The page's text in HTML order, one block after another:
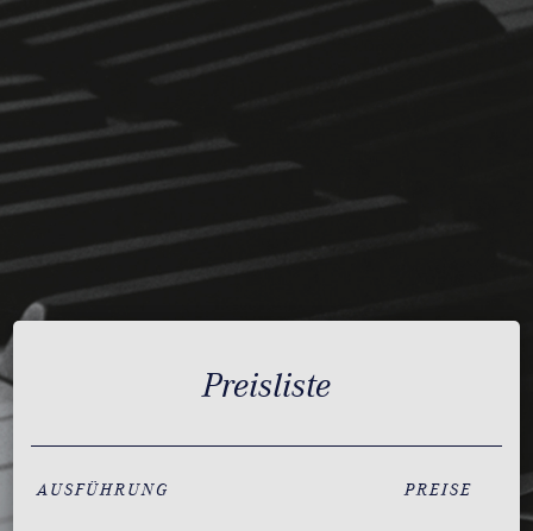
Preisliste
AUSFÜHRUNG PREISE